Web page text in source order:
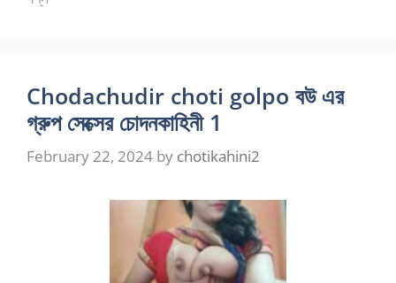
Chodachudir choti golpo বউ এর
গ্রুপ সেক্সের চোদনকাহিনী 1
February 22, 2024 by chotikahini2